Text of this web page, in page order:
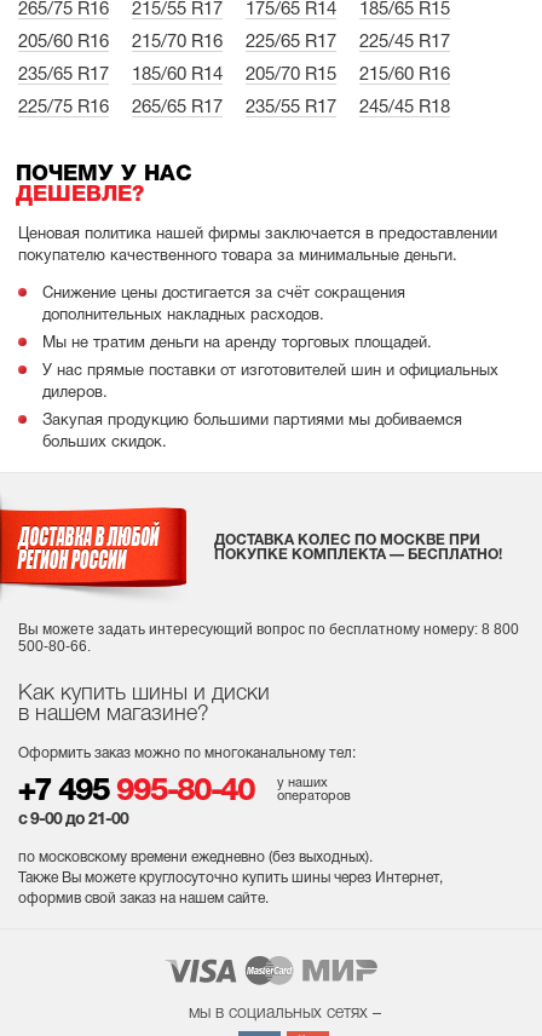
265/75 R16
215/55 R17 175/65 R14
185/65 R15
205/60 R16
215/70 R16 225/65 R17
225/45 R17
235/65 R17
185/60 R14 205/70 R15
215/60 R16
225/75 R16
265/65 R17 235/55 R17 245/45 R18
ПОЧЕМУ У НАС
ДЕШЕВЛЕ?
Ценовая политика нашей фирмы заключается в предоставлении
покупателю качественного товара за минимальные деньги.
Снижение цены достигается за счёт сокращения
дополнительных накладных расходов.
Мы не тратим деньги на аренду торговых площадей.
У нас прямые поставки от изготовителей шин и официальных
дилеров.
Закупая продукцию большими партиями мы добиваемся
больших скидок.
Как купить шины и диски
в нашем магазине?
Оформить заказ можно по многоканальному тел:
+7 495 995-80-40
у наших
операторов
с 9-00 до 21-00
по московскому времени ежедневно (без выходных).
Также Вы можете круглосуточно купить шины через Интернет,
оформив свой заказ на нашем сайте.
ДОСТАВКА КОЛЕС ПО МОСКВЕ ПРИ
ПОКУПКЕ КОМПЛЕКТА — БЕСПЛАТНО!
Вы можете задать интересующий вопрос по бесплатному номеру: 8 800
500-80-66.
мы в социальных сетях –